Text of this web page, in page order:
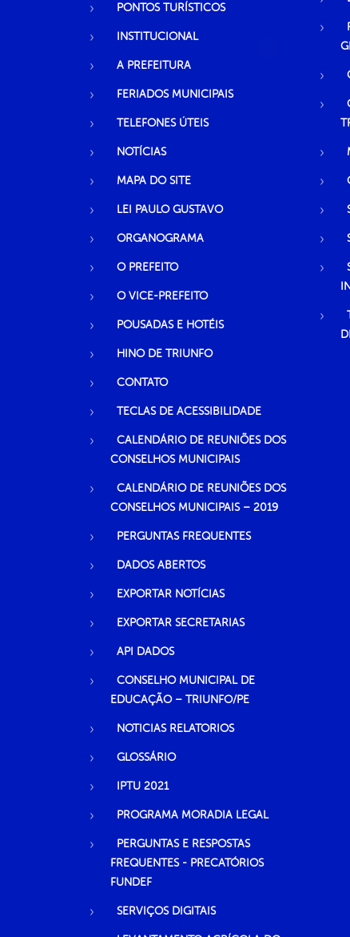
PONTOS TURÍSTICOS
INSTITUCIONAL
A PREFEITURA
FERIADOS MUNICIPAIS
TELEFONES ÚTEIS
NOTÍCIAS
MAPA DO SITE
LEI PAULO GUSTAVO
ORGANOGRAMA
O PREFEITO
O VICE-PREFEITO
POUSADAS E HOTÉIS
HINO DE TRIUNFO
CONTATO
TECLAS DE ACESSIBILIDADE
CALENDÁRIO DE REUNIÕES DOS
CONSELHOS MUNICIPAIS
CALENDÁRIO DE REUNIÕES DOS
CONSELHOS MUNICIPAIS – 2019
PERGUNTAS FREQUENTES
DADOS ABERTOS
EXPORTAR NOTÍCIAS
EXPORTAR SECRETARIAS
API DADOS
CONSELHO MUNICIPAL DE
EDUCAÇÃO – TRIUNFO/PE
NOTICIAS RELATORIOS
GLOSSÁRIO
IPTU 2021
PROGRAMA MORADIA LEGAL
PERGUNTAS E RESPOSTAS
FREQUENTES - PRECATÓRIOS
FUNDEF
SERVIÇOS DIGITAIS